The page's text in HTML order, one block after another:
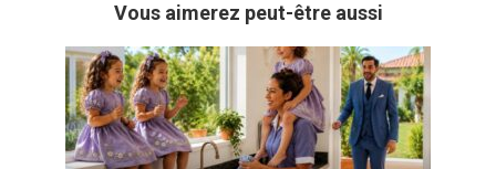
Vous aimerez peut-être aussi